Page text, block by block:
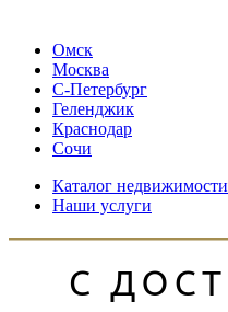
Омск
Москва
С-Петербург
Геленджик
Краснодар
Сочи
Каталог недвижимости
Наши услуги